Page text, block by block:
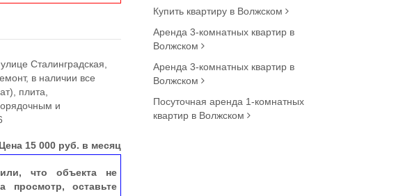
Сталинградская,
в наличии все
плита,
и
Цена 15 000 руб. в месяц
что объекта не
просмотр, оставьте
Купить квартиру в Волжском
Аренда 3-комнатных квартир в
Волжском
Аренда 3-комнатных квартир в
Волжском
Посуточная аренда 1-комнатных
квартир в Волжском